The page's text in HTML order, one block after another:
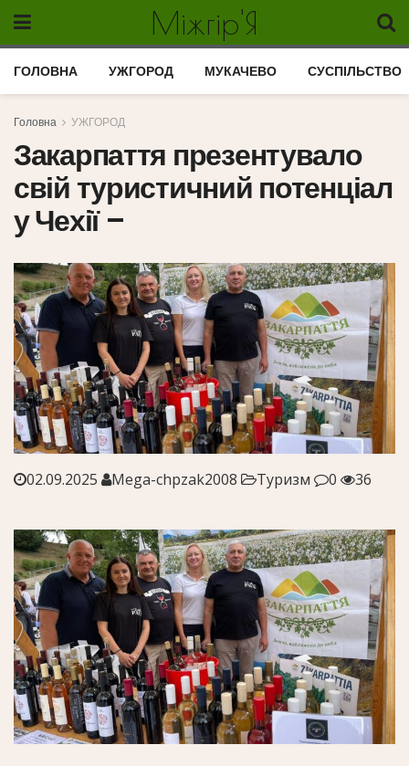
Міжгір'Я
ГОЛОВНА УЖГОРОД МУКАЧЕВО СУСПІЛЬСТВО
Головна УЖГОРОД
Закарпаття презентувало
свій туристичний потенціал
у Чехії –
02.09.2025 Mega-chpzak2008 Туризм 0 36